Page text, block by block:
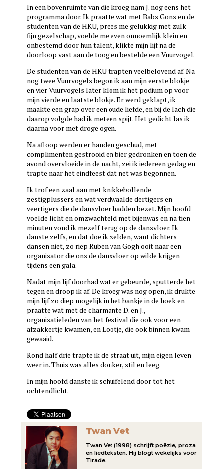
In een bovenruimte van die kroeg nam J. nog eens het
programma door. Ik praatte wat met Babs Gons en de
studenten van de HKU, prees me gelukkig met zulk
fijn gezelschap, voelde me even onnoemlijk klein en
onbestemd door hun talent, klikte mijn lijf na de
doorloop vast aan de toog en bestelde een Vuurvogel.
De studenten van de HKU trapten veelbelovend af. Na
nog twee Vuurvogels begon ik aan mijn eerste blokje
en vier Vuurvogels later klom ik het podium op voor
mijn vierde en laatste blokje. Er werd geklapt, ik
maakte een grap over een oude liefde, en bij de lach die
daarop volgde had ik meteen spijt. Het gedicht las ik
daarna voor met droge ogen.
Na afloop werden er handen geschud, met
complimenten gestrooid en bier gedronken en toen de
avond overvloeide in de nacht, zei ik iedereen gedag en
trapte naar het eindfeest dat net was begonnen.
Ik trof een zaal aan met knikkebollende
zestigplussers en wat verdwaalde dertigers en
veertigers die de dansvloer hadden bezet. Mijn hoofd
voelde licht en omzwachteld met bijenwas en na tien
minuten vond ik mezelf terug op de dansvloer. Ik
danste zelfs, en dat doe ik zelden, want dichters
dansen niet, zo riep Ruben van Gogh ooit naar een
organisator die ons de dansvloer op wilde krijgen
tijdens een gala.
Nadat mijn lijf doorhad wat er gebeurde, sputterde het
tegen en droop ik af. De kroeg was nog open, ik drukte
mijn lijf zo diep mogelijk in het bankje in de hoek en
praatte wat met de charmante D. en J.,
organisatieleden van het festival die ook voor een
afzakkertje kwamen, en Lootje, die ook binnen kwam
gewaaid.
Rond half drie trapte ik de straat uit, mijn eigen leven
weer in. Thuis was alles donker, stil en leeg.
In mijn hoofd danste ik schuifelend door tot het
ochtendlicht.
Twan Vet
Twan Vet (1998) schrijft poëzie, proza
en liedteksten. Hij blogt wekelijks voor
Tirade.